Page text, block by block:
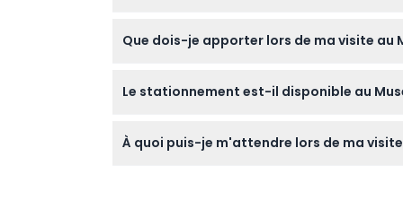
Que dois-je apporter lors de ma visite au
les décors créatifs et ludiques du musée.
Le stationnement est-il disponible au
À quoi puis-je m'attendre lors de ma